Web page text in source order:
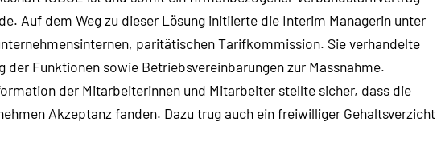
Auf dem Weg zu dieser Lösung initiierte die Interim Managerin unter
paritätischen Tarifkommission. Sie verhandelte
der Funktionen sowie Betriebsvereinbarungen zur Massnahme.
der Mitarbeiterinnen und Mitarbeiter stellte sicher, dass die
Akzeptanz fanden. Dazu trug auch ein freiwilliger Gehaltsverzicht